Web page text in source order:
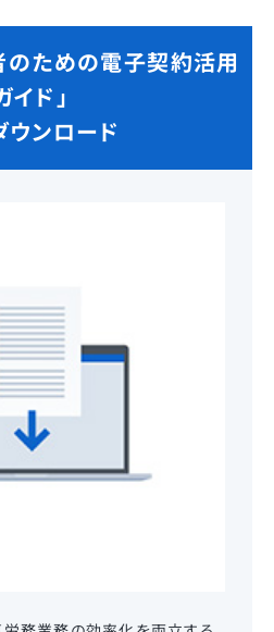
のための電子契約活用
イド」
ウンロード